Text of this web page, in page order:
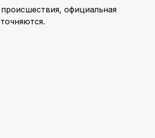
официальная